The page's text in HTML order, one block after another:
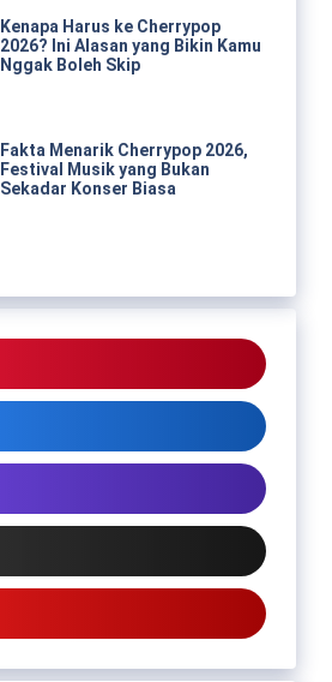
Kenapa Harus ke Cherrypop
2026? Ini Alasan yang Bikin Kamu
Nggak Boleh Skip
Fakta Menarik Cherrypop 2026,
Festival Musik yang Bukan
Sekadar Konser Biasa